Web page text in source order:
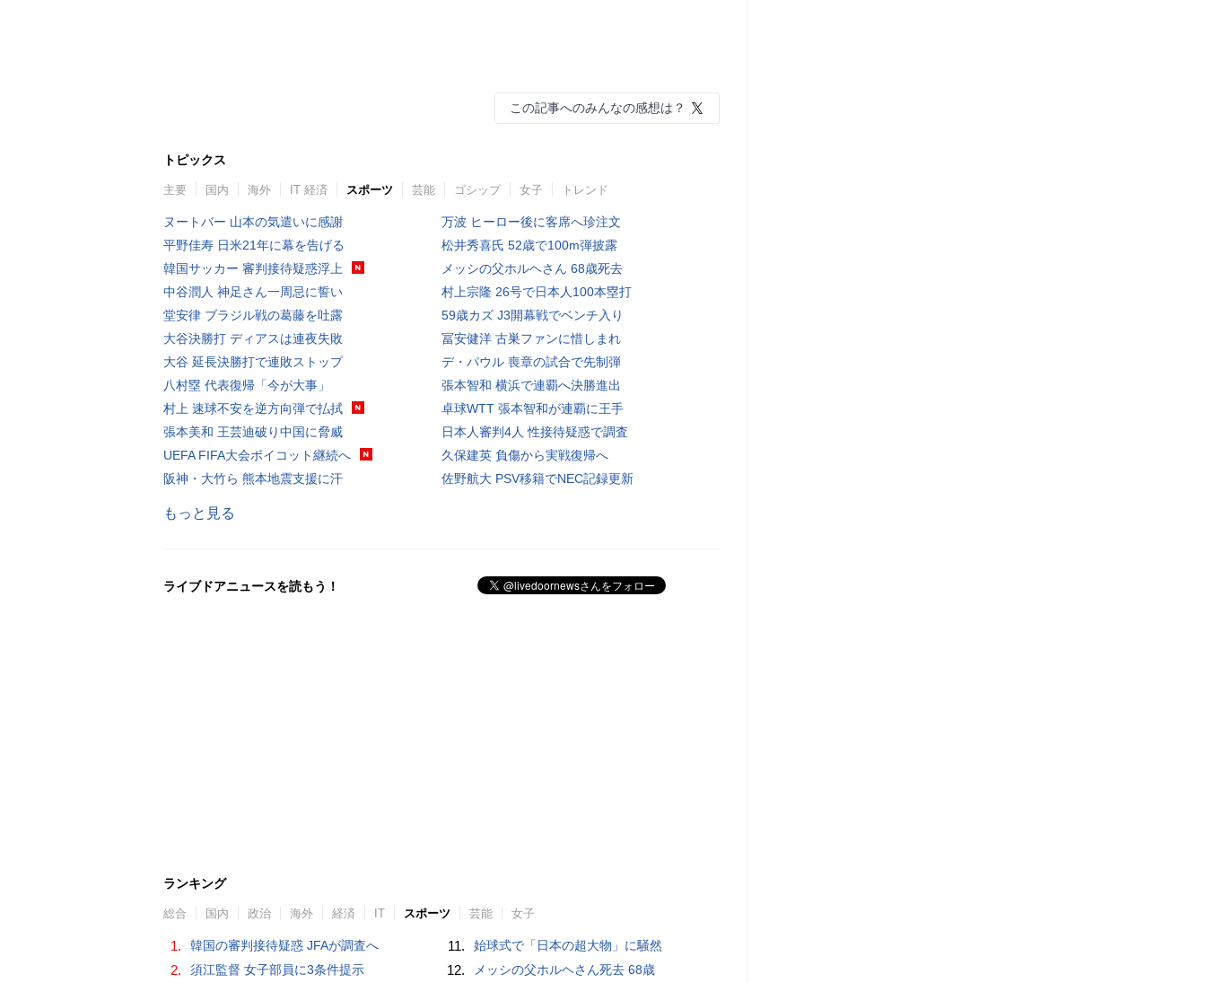
この記事へのみんなの感想は？
トピックス
主要 国内 海外 IT 経済 スポーツ 芸能 ゴシップ 女子 トレンド
ヌートバー 山本の気遣いに感謝
平野佳寿 日米21年に幕を告げる
韓国サッカー 審判接待疑惑浮上
中谷潤人 神足さん一周忌に誓い
堂安律 ブラジル戦の葛藤を吐露
大谷決勝打 ディアスは連夜失敗
大谷 延長決勝打で連敗ストップ
八村塁 代表復帰「今が大事」
村上 速球不安を逆方向弾で払拭
張本美和 王芸迪破り中国に脅威
UEFA FIFA大会ボイコット継続へ
阪神・大竹ら 熊本地震支援に汗
万波 ヒーロー後に客席へ珍注文
松井秀喜氏 52歳で100m弾披露
メッシの父ホルヘさん 68歳死去
村上宗隆 26号で日本人100本塁打
59歳カズ J3開幕戦でベンチ入り
冨安健洋 古巣ファンに惜しまれ
デ・パウル 喪章の試合で先制弾
張本智和 横浜で連覇へ決勝進出
卓球WTT 張本智和が連覇に王手
日本人審判4人 性接待疑惑で調査
久保建英 負傷から実戦復帰へ
佐野航大 PSV移籍でNEC記録更新
もっと見る
ライブドアニュースを読もう！
ランキング
総合 国内 政治 海外 経済 IT スポーツ 芸能 女子
1. 韓国の審判接待疑惑 JFAが調査へ
2. 須江監督 女子部員に3条件提示
11. 始球式で「日本の超大物」に騒然
12. メッシの父ホルヘさん死去 68歳